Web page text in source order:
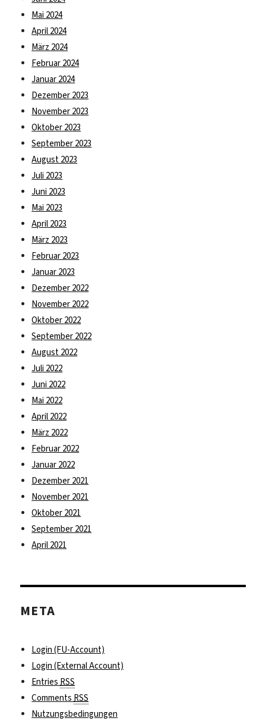
Mai 2024
April 2024
März 2024
Februar 2024
Januar 2024
Dezember 2023
November 2023
Oktober 2023
September 2023
August 2023
Juli 2023
Juni 2023
Mai 2023
April 2023
März 2023
Februar 2023
Januar 2023
Dezember 2022
November 2022
Oktober 2022
September 2022
August 2022
Juli 2022
Juni 2022
Mai 2022
April 2022
März 2022
Februar 2022
Januar 2022
Dezember 2021
November 2021
Oktober 2021
September 2021
April 2021
META
Login (FU-Account)
Login (External Account)
EntriesRSS
CommentsRSS
Nutzungsbedingungen